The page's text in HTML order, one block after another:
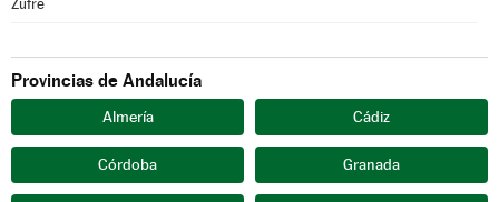
Zufre
Provincias de Andalucía
Almería Cádiz
Córdoba Granada